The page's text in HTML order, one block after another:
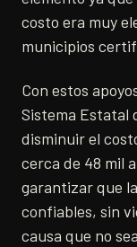
costo era muy
municipios
Con estos
Sistema Estatal
disminuir el
cerca de 48 mil
garantizar que
confiables, sin
causa que no